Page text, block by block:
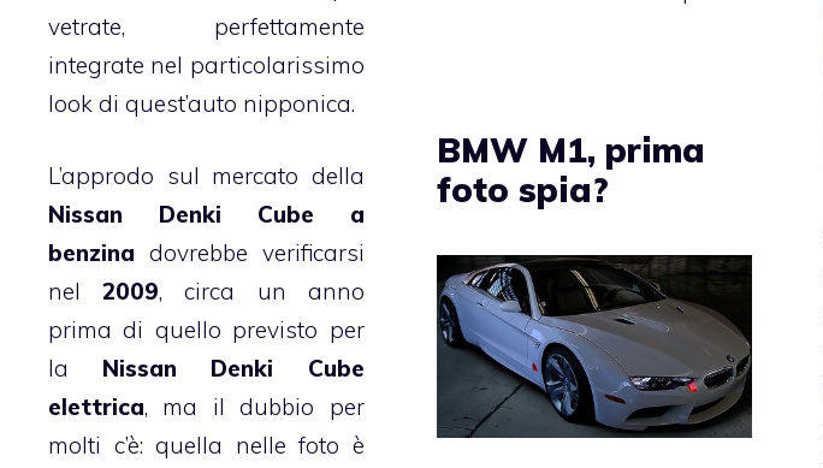
vetrate, perfettamente
integrate nel particolarissimo
look di quest’auto nipponica.
L’approdo sul mercato della
Nissan Denki Cube a
benzina dovrebbe verificarsi
nel2009, circa un anno
prima di quello previsto per
la Nissan Denki Cube
elettrica, ma il dubbio per
molti c’è: quella nelle foto è
BMW M1, prima
foto spia?